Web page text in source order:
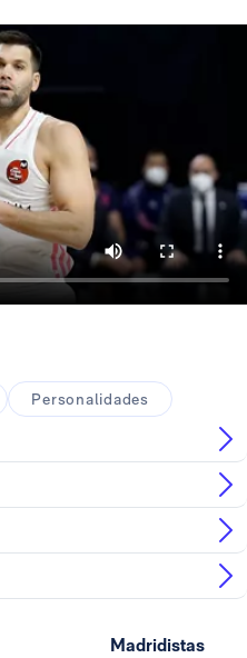
Personalidades
Madridistas